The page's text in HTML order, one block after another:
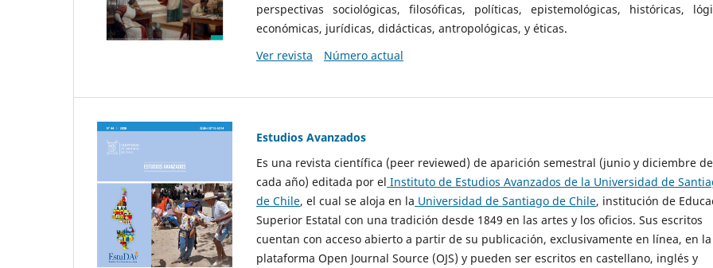
perspectivas sociológicas, filosóficas, políticas, epistemológicas, históricas,
económicas, jurídicas, didácticas, antropológicas, y éticas.
Ver revista
Número actual
Estudios Avanzados
Es una revista científica (peer reviewed) de aparición semestral (junio y diciembre de
cada año) editada por el Instituto de Estudios Avanzados de la Universidad de
de Chile, el cual se aloja en la Universidad de Santiago de Chile, institución de
Superior Estatal con una tradición desde 1849 en las artes y los oficios. Sus escritos
cuentan con acceso abierto a partir de su publicación, exclusivamente en línea, en la
plataforma Open Journal Source (OJS) y pueden ser escritos en castellano, inglés y